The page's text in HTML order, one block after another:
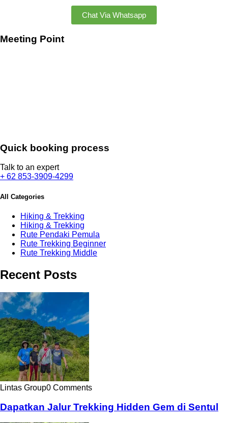
Chat Via Whatsapp
Meeting Point
Quick booking process
Talk to an expert
+ 62 853-3909-4299
All Categories
Hiking & Trekking
Hiking & Trekking
Rute Pendaki Pemula
Rute Trekking Beginner
Rute Trekking Middle
Recent Posts
Lintas Group0 Comments
Dapatkan Jalur Trekking Hidden Gem di Sentul